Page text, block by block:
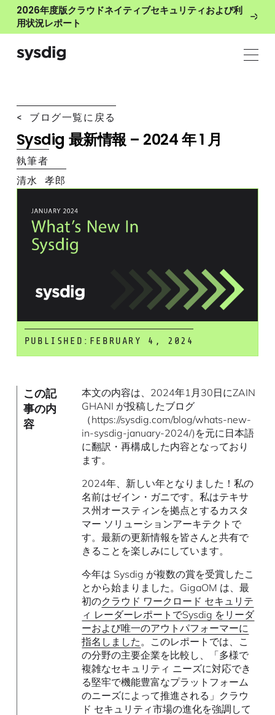
2026年度版クラウドネイティブセキュリティおよび利
用状況レポート
< ブログ一覧に戻る
Sysdig 最新情報 – 2024 年 1 月
執筆者
清水 孝郎
PUBLISHED: FEBRUARY 4, 2024
この記
事の内
容
本文の内容は、2024年1月30日にZAIN
GHANI が投稿したブログ
（https://sysdig.com/blog/whats-new-
in-sysdig-january-2024/)を元に日本語
に翻訳・再構成した内容となっており
ます。
2024年、新しい年となりました！私の
名前はゼイン・ガニです。私はテキサ
ス州オースティンを拠点とするカスタ
マー ソリューションアーキテクトで
す。最新の更新情報を皆さんと共有で
きることを楽しみにしています。
今年は Sysdig が複数の賞を受賞したこ
とから始まりました。GigaOM は、最
初のクラウド ワークロード セキュリテ
ィ レーダーレポートでSysdig をリーダ
ーおよび唯一のアウトパフォーマーに
指名しました 。このレポートでは、こ
の分野の主要企業を比較し、「多様で
複雑なセキュリティ ニーズに対応でき
る堅牢で機能豊富なプラットフォーム
のニーズによって推進される」クラウ
ド セキュリティ市場の進化を強調して